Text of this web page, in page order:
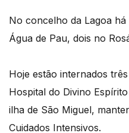
No concelho da Lagoa
Água de Pau, dois no
Hoje estão internados
Hospital do Divino
ilha de São Miguel,
Cuidados Intensivos.